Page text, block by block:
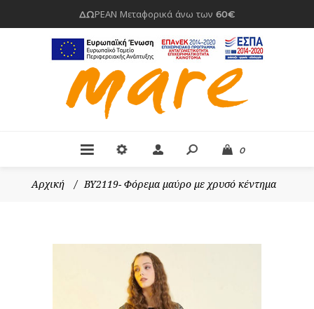
ΔΩΡΕΑΝ Μεταφορικά άνω των 60€
0
Αρχική / BY2119- Φόρεμα μαύρο με χρυσό κέντημα